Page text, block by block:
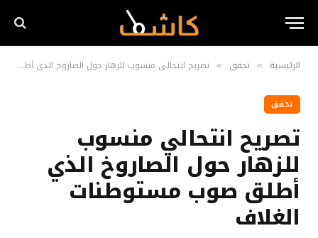
الرئيسية » تحقق » تصريح انتحالي منسوب للزهار حول الصاروخ الذي أطلق صوب مستوطنات الغلاف
تحقق
تصريح انتحالي منسوب
للزهار حول الصاروخ الذي
أطلق صوب مستوطنات
الغلاف